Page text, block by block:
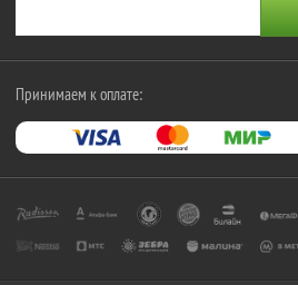
Принимаем к оплате: